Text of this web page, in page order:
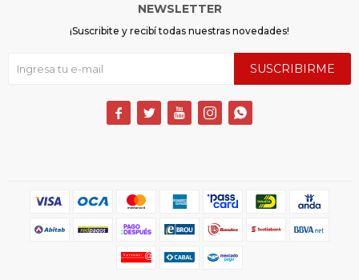
NEWSLETTER
¡Suscribite y recibí todas nuestras novedades!
SUSCRIBIRME
    